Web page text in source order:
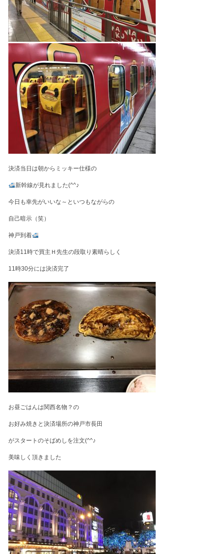
決済当日は朝からミッキー仕様の
新幹線が見れました(^^♪
今日も幸先がいいな～といつもながらの
自己暗示（笑）
神戸到着
決済11時で買主Ｈ先生の段取り素晴らしく
11時30分には決済完了
お昼ごはんは関西名物？の
お好み焼きと決済場所の神戸市長田
がスタートのそばめしを注文(^^♪
美味しく頂きました